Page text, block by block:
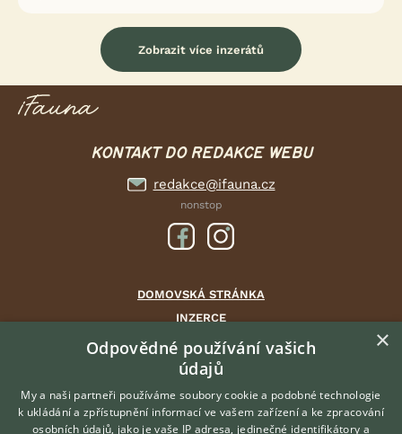
Zobrazit více inzerátů
KONTAKT DO REDAKCE WEBU
redakce@ifauna.cz
nonstop
DOMOVSKÁ STRÁNKA
INZERCE
DISKUSE
ČLÁNKY
CHOVATELSKÉ STANICE
ATLAS
×
Odpovědné používání vašich
údajů
My a naši partneři používáme soubory cookie a podobné technologie
k ukládání a zpřístupnění informací ve vašem zařízení a ke zpracování
osobních údajů, jako je vaše IP adresa, jedinečné identifikátory a